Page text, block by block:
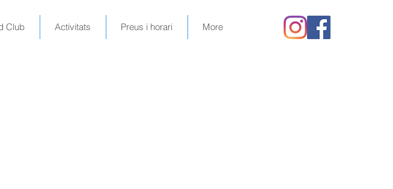
Club Activitats Preus i horari More